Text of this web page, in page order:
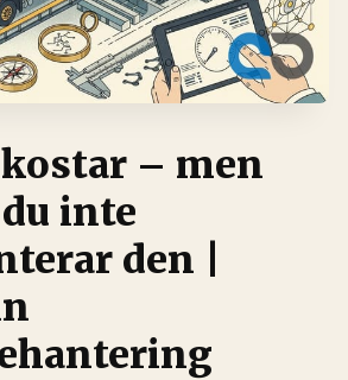
– men
inte
den |